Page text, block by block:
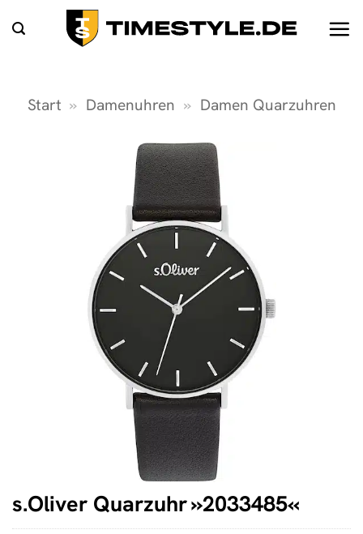
Inhalt
Start » Damenuhren » Damen Quarzuhren
s.Oliver Quarzuhr »2033485«